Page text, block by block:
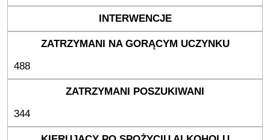
488
344